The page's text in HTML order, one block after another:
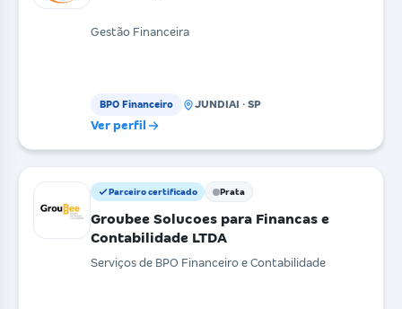
Gestão Financeira
BPO Financeiro JUNDIAI · SP
Ver perfil
Parceiro certificado Prata
Groubee Solucoes para Financas e
Contabilidade LTDA
Serviços de BPO Financeiro e Contabilidade